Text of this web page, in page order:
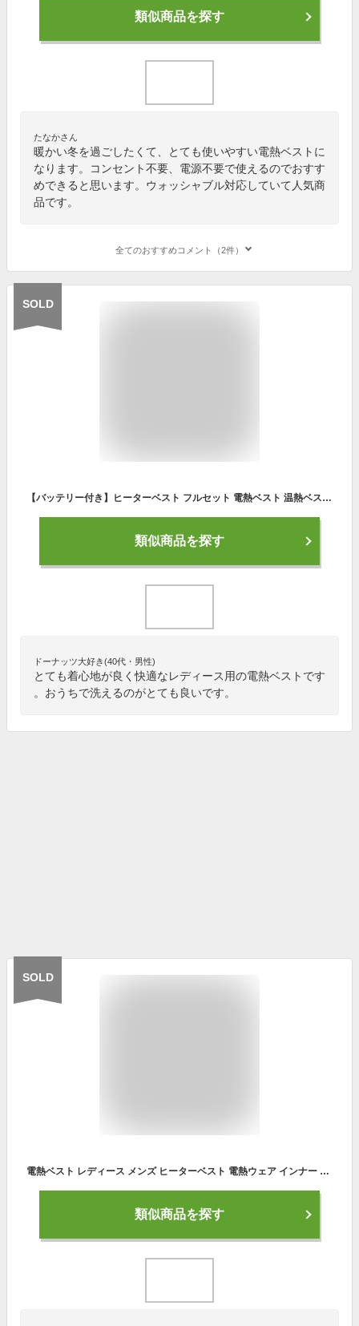
類似商品を探す
たなかさん
暖かい冬を過ごしたくて、とても使いやすい電熱ベストに
なります。コンセント不要、電源不要で使えるのでおすす
めできると思います。ウォッシャブル対応していて人気商
品です。
全てのおすすめコメント（2件）
SOLD
【バッテリー付き】ヒーターベスト フルセット 電熱ベスト 温熱ベスト ベスト 防寒 ヒートベスト ヒーター 電熱ジャケット 襟付き 電気 男女兼用 レディース メンズ 電熱ウェア コンセントレス 電磁波ゼロ 遠赤外線発熱 USBヒーターベスト 洗える 中綿ベスト
類似商品を探す
ドーナッツ大好き(40代・男性)
とても着心地が良く快適なレディース用の電熱ベストです
。おうちで洗えるのがとても良いです。
SOLD
電熱ベスト レディース メンズ ヒーターベスト 電熱ウェア インナー フリース 秋 冬 電熱ジャケット 温熱ベスト 防寒ベスト チョッキ 大きいサイズ おしゃれ あったか 暖かい 防寒 薄手 軽量 重ね着 洗える 通勤 バイク キャンプ アウトドア 黒
類似商品を探す